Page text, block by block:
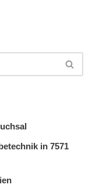
in 7571